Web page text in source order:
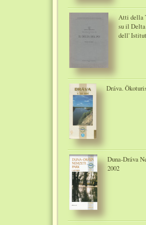
Atti della
su il
dell'
Dráva.
Duna-Dráva
2002